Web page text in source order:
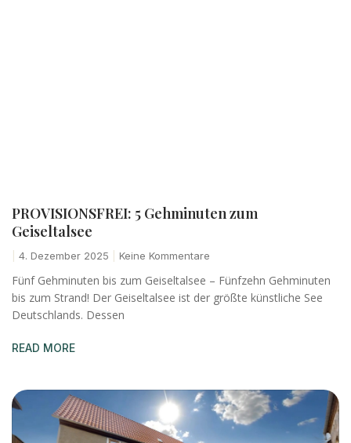
PROVISIONSFREI: 5 Gehminuten zum
Geiseltalsee
4. Dezember 2025 Keine Kommentare
Fünf Gehminuten bis zum Geiseltalsee – Fünfzehn Gehminuten
bis zum Strand! Der Geiseltalsee ist der größte künstliche See
Deutschlands. Dessen
READ MORE